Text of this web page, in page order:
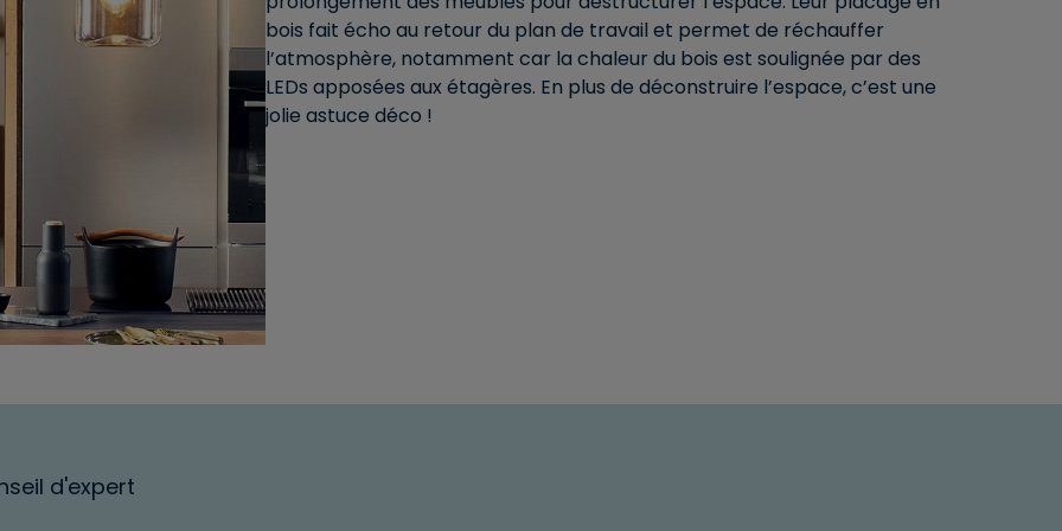
bois fait écho au retour du plan de travail et permet de réchauffer
l’atmosphère, notamment car la chaleur du bois est soulignée par des
LEDs apposées aux étagères. En plus de déconstruire l’espace, c’est une
jolie astuce déco !
d'expert